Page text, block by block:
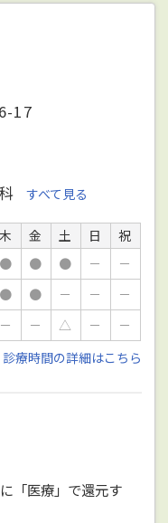
17
すべて見る
木 金 土 日
祝
● ● ● －
－
● ● － －
－
－ － △ －
－
診療時間の詳細はこちら
「医療」で還元す